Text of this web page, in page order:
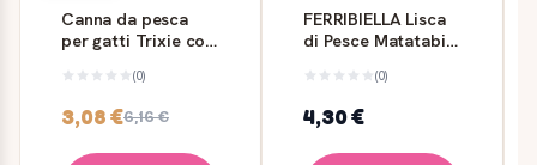
Canna da pesca
per gatti Trixie con
(0)
3,08 €6,16 €
FERRIBIELLA Lisca
di Pesce Matatabi
(0)
4,30 €